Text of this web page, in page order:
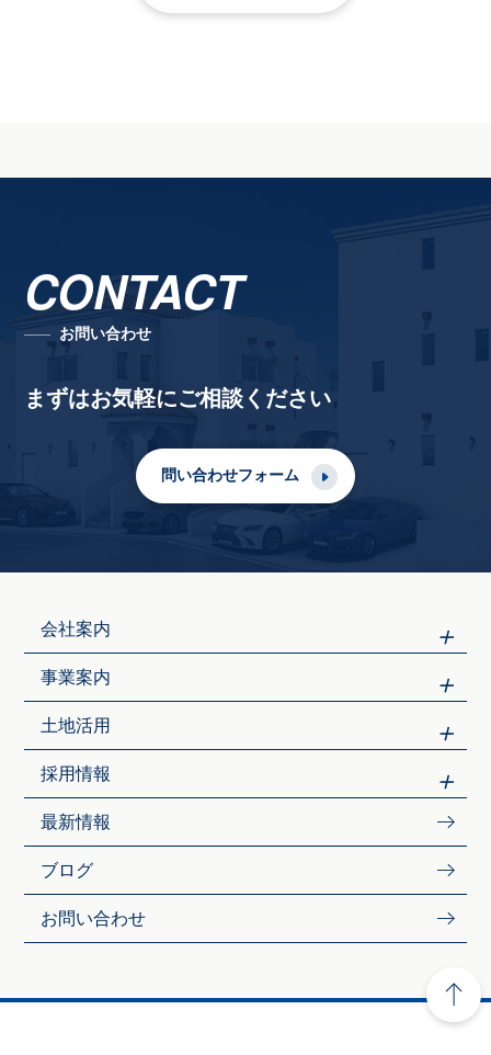
CONTACT
お問い合わせ
まずはお気軽にご相談ください
問い合わせフォーム
会社案内
事業案内
土地活用
採用情報
最新情報
ブログ
お問い合わせ